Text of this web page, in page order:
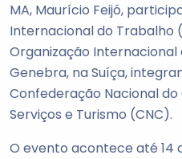
MA, Maurício Feijó,
Internacional do Trabalho
Organização
Genebra, na Suíça,
Confederação Nacional do
Serviços e Turismo (CNC).
O evento acontece até 14